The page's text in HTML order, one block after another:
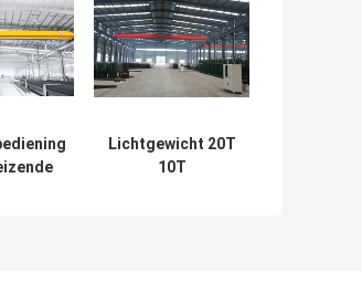
Lichtgewicht 20T
10T